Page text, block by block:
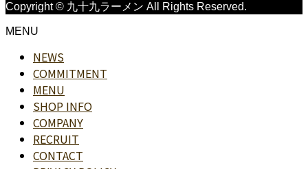
Copyright © 九十九ラーメン All Rights Reserved.
MENU
NEWS
COMMITMENT
MENU
SHOP INFO
COMPANY
RECRUIT
CONTACT